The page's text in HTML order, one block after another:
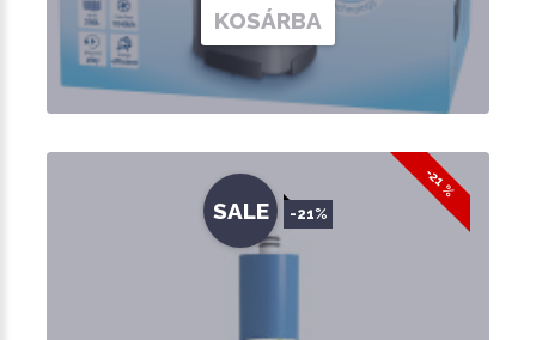
KOSÁRBA
-21 %
SALE -21%